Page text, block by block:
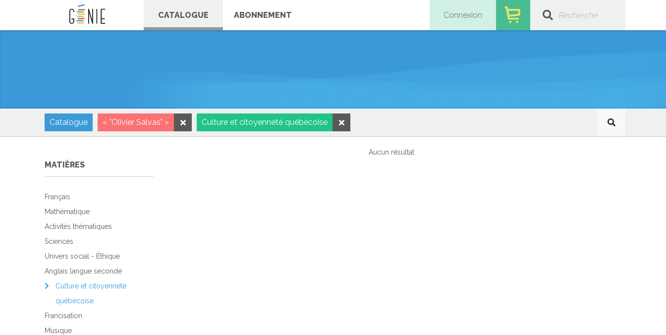
CATALOGUE ABONNEMENT Connexion
Catalogue « "Olivier Salvas" » Culture et citoyenneté québécoise
MATIÈRES
Français
Mathématique
Activités thématiques
Sciences
Univers social - Éthique
Anglais langue seconde
Culture et citoyenneté
québécoise
Francisation
Musique
Aucun résultat
Panneau de gestion des cookies